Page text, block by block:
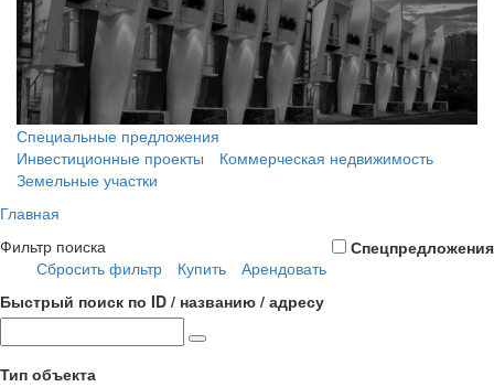
Специальные предложения
Инвестиционные проекты
Коммерческая недвижимость
Земельные участки
Главная
Фильтр поиска
Спецпредложения
Сбросить фильтр
Купить
Арендовать
Быстрый поиск по ID / названию / адресу
Тип объекта